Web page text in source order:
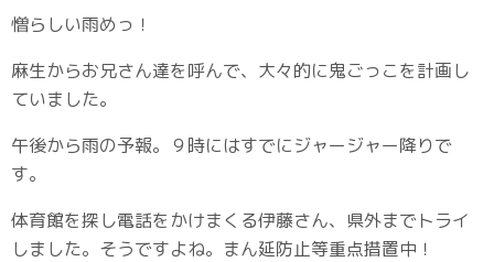
憎らしい雨めっ！
麻生からお兄さん達を呼んで、大々的に鬼ごっこを計画し
ていました。
午後から雨の予報。９時にはすでにジャージャー降りで
す。
体育館を探し電話をかけまくる伊藤さん、県外までトライ
しました。そうですよね。まん延防止等重点措置中！